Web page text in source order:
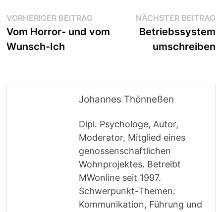
Beitragsnavigation
VORHERIGER BEITRAG Vorheriger
Beitrag:
Vom Horror- und vom
Wunsch-Ich
NÄCHSTER BEITRAG
Betriebssystem
umschreiben
Johannes Thönneßen
Dipl. Psychologe, Autor,
Moderator, Mitglied eines
genossenschaftlichen
Wohnprojektes. Betreibt
MWonline seit 1997.
Schwerpunkt-Themen:
Kommunikation, Führung und